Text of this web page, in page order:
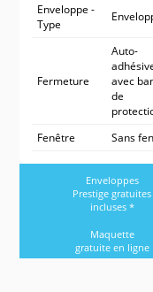
Enveloppe -
Type
Fermeture
Auto-
avec
de
Fenêtre
Sans
Enveloppes
Prestige gratuites
incluses *
Maquette
gratuite en ligne